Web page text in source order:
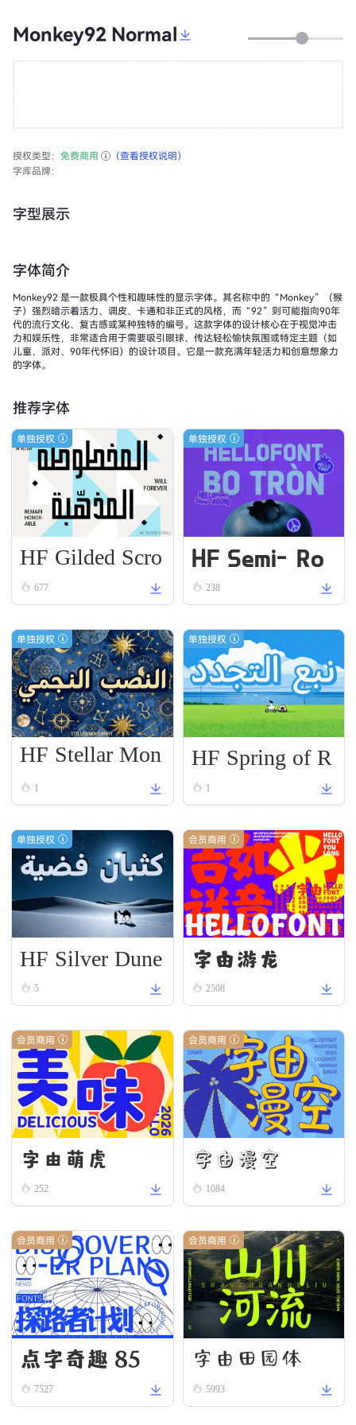
Monkey92 Normal
授权类型： 免费商用
（查看授权说明）
字库品牌：
字型展示
字体简介
Monkey92 是一款极具个性和趣味性的显示字体。其名称中的“Monkey”（猴
子）强烈暗示着活力、调皮、卡通和非正式的风格，而“92”则可能指向90年
代的流行文化、复古感或某种独特的编号。这款字体的设计核心在于视觉冲击
力和娱乐性，非常适合用于需要吸引眼球、传达轻松愉快氛围或特定主题（如
儿童、派对、90年代怀旧）的设计项目。它是一款充满年轻活力和创意想象力
的字体。
推荐字体
单独授权
HF Gilded Scro
ll677
单独授权
HF Semi-Ro
und VN Bold
238
单独授权
HF Stellar Mon
ument
1
单独授权
HF Spring of R
enewal
1
单独授权
HF Silver Dune
5
会员商用
字由游龙
2508
会员商用
字由萌虎
252
会员商用
字由漫空
1084
会员商用
点字奇趣 85
7527
会员商用
字由田园体
5993